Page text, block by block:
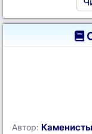
Автор: